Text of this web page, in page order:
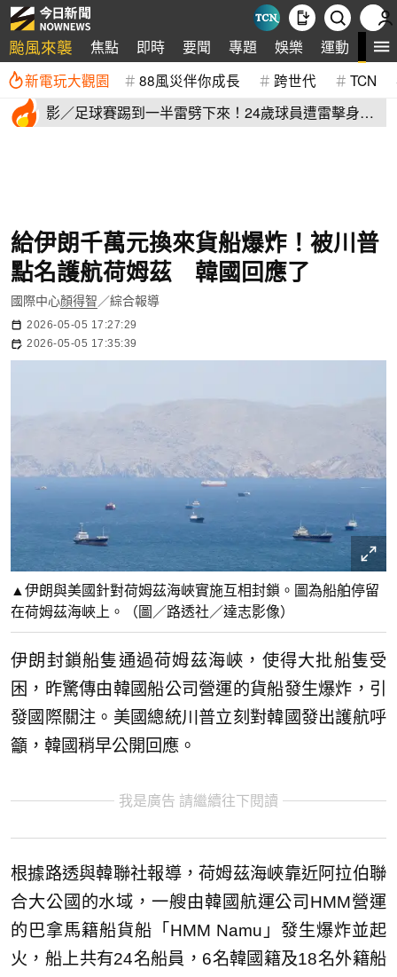
颱風來襲 焦點 即時 要聞 專題 娛樂 運動 全
新電玩大觀園 88風災伴你成長 跨世代 TCN
影／足球賽踢到一半雷劈下來！24歲球員遭雷擊身
給伊朗千萬元換來貨船爆炸！被川普
點名護航荷姆茲 韓國回應了
國際中心顏得智 ／綜合報導
2026-05-05 17:27:29
2026-05-05 17:35:39
▲伊朗與美國針對荷姆茲海峽實施互相封鎖。圖為船舶停留
在荷姆茲海峽上。（圖／路透社／達志影像）
伊朗封鎖船隻通過荷姆茲海峽，使得大批船隻受
困，昨驚傳由韓國船公司營運的貨船發生爆炸，引
發國際關注。美國總統川普立刻對韓國發出護航呼
籲，韓國稍早公開回應。
我是廣告 請繼續往下閱讀
根據路透與韓聯社報導，荷姆茲海峽靠近阿拉伯聯
合大公國的水域，一艘由韓國航運公司HMM營運
的巴拿馬籍船貨船「HMM Namu」發生爆炸並起
火，船上共有24名船員，6名韓國籍及18名外籍船